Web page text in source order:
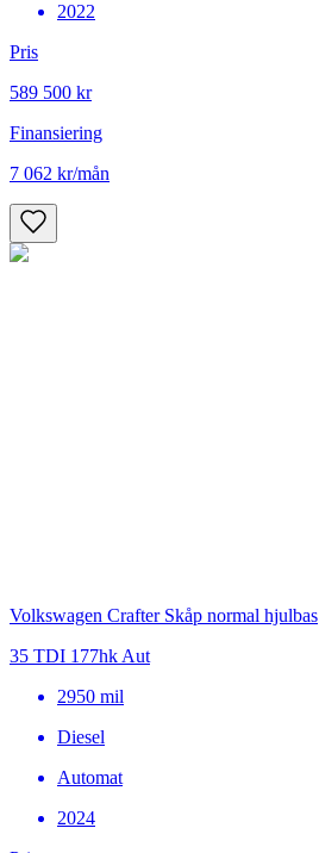
2022
Pris
589 500 kr
Finansiering
7 062 kr/mån
Volkswagen Crafter Skåp normal hjulbas
35 TDI 177hk Aut
2950 mil
Diesel
Automat
2024